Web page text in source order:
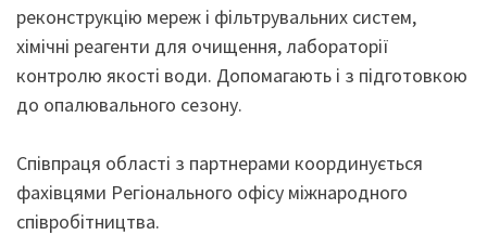
реконструкцію мереж і фільтрувальних систем,
хімічні реагенти для очищення, лабораторії
контролю якості води. Допомагають і з підготовкою
до опалювального сезону.
Співпраця області з партнерами координується
фахівцями Регіонального офісу міжнародного
співробітництва.